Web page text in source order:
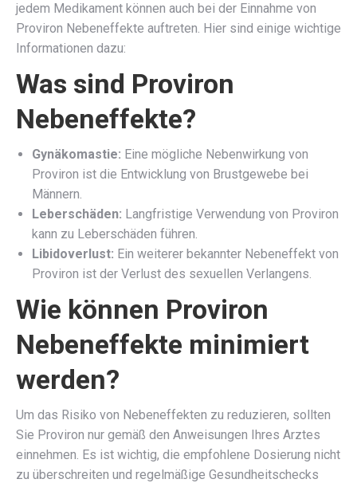
jedem Medikament können auch bei der Einnahme von
Proviron Nebeneffekte auftreten. Hier sind einige wichtige
Informationen dazu:
Was sind Proviron
Nebeneffekte?
Gynäkomastie: Eine mögliche Nebenwirkung von
Proviron ist die Entwicklung von Brustgewebe bei
Männern.
Leberschäden: Langfristige Verwendung von Proviron
kann zu Leberschäden führen.
Libidoverlust: Ein weiterer bekannter Nebeneffekt von
Proviron ist der Verlust des sexuellen Verlangens.
Wie können Proviron
Nebeneffekte minimiert
werden?
Um das Risiko von Nebeneffekten zu reduzieren, sollten
Sie Proviron nur gemäß den Anweisungen Ihres Arztes
einnehmen. Es ist wichtig, die empfohlene Dosierung nicht
zu überschreiten und regelmäßige Gesundheitschecks